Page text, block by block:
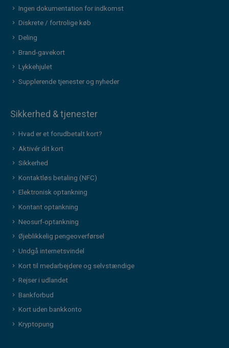
Ingen dokumentation for indkomst
Diskrete / fortrolige køb
Deling
Brand-gavekort
Lykkehjulet
Supplerende tjenester og nyheder
Sikkerhed & tjenester
Hvad er et forudbetalt kort?
Aktivér dit kort
Sikkerhed
Kontaktløs betaling (NFC)
Elektronisk optankning
Kontant optankning
Neosurf-optankning
Øjeblikkelig pengeoverførsel
Undgå internetsvindel
Kort til medarbejdere og selvstændige
Rejser i udlandet
Bankforbud
Kort uden bankkonto
Kryptopung